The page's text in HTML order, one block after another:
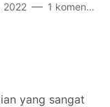
2022 1 komentar
yang sangat